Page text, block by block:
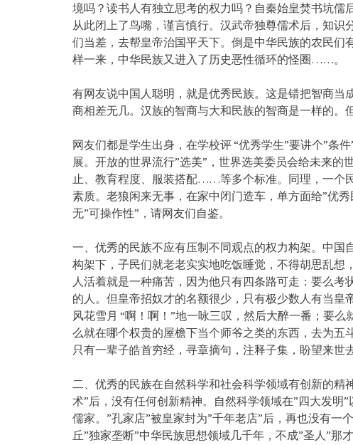
境吗？读书人有独立思考的权力吗？自秦始皇焚书坑儒
从此闭上了鸟嘴，谨言慎行。汉武帝独尊儒术后，知
们当差，去帮皇帝治国平天下。倒是中华民族的农民们
样一来，中华民族又进入了历史恶性循环的怪圈……。
有网友说中国人聪明，就是优秀民族。这是错把智商
商相差无几。汉族的智商与大和民族的智商是一样的。
网友们都是学生出身，在学校评 “优秀学生”要讲个”条
展。开放的世界流行”选美”，世界选美委员会给未来
止、教育程度、服装搭配……等多个标准。同理，一个
素质。老狼闲来无事，在家中闭门造车，单方面给”优
无”可操作性”，请网友们自鉴。
一、优秀的民族不应有压制不同观点的权力构架。中国
构架下，子民们就老老实实地吃饭睡觉，不得胡思乱
人活着就是一种痛苦，因为他只有四条路可走：要么
的人。但皇帝招奴才的名额很少，只有极少数人有当
风花雪月 “啊！啊！”地一咏三叹，然后大醉一番；要
么就在哪个权贵的屋檐下当个师爷之类的东西，去为五
只有一辈子皓首穷经，寻章摘句，注释子集，盼望来世
二、优秀的民族在自然科学和社会科学领域有创新的精
术”后，没有任何创新精神。自然科学领域在”四大发明
儒家。”孔家店”被皇家封为”千年老店”后，再也没有一
丘”独家垄断”中华民族思想领域几千年，不成”圣人”那